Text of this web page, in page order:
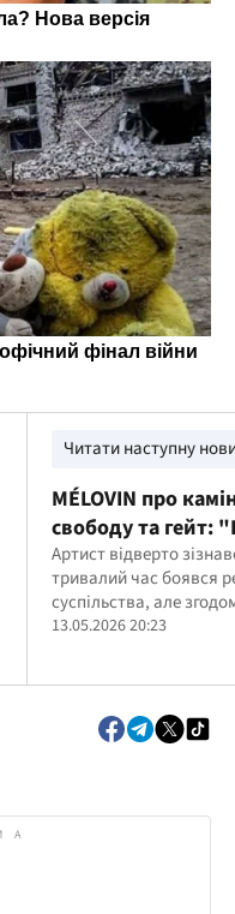
Читати наступну
MÉLOVIN про
свободу та гейт:
станеться, якщо
себе"
Артист відверто
тривалий час боявся
суспільства, але
приймати себе
13.05.2026 20:23